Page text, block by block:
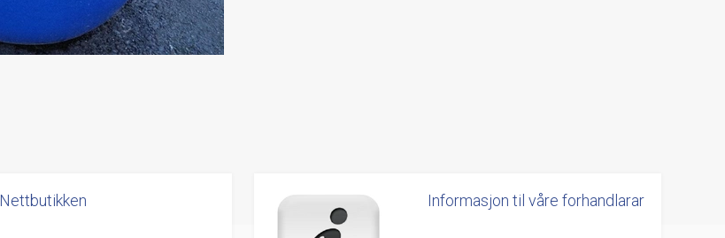
Nettbutikken Informasjon til våre forhandlarar